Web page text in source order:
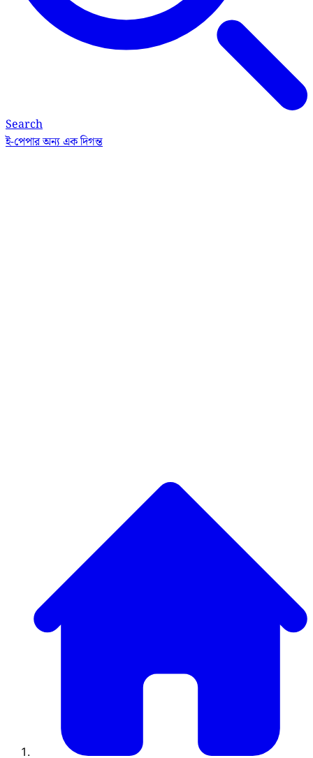
Search
ই-পেপারঅন্য এক দিগন্ত